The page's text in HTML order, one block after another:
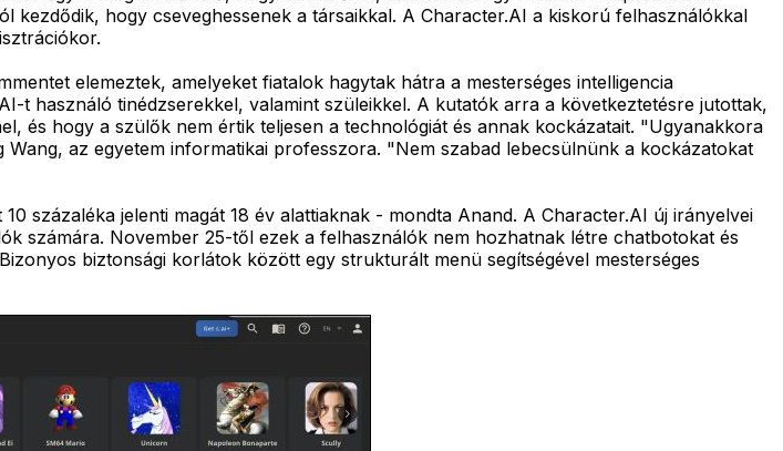
hogy cseveghessenek a társaikkal. A Character.AI a kiskorú felhasználókkal
elemeztek, amelyeket fiatalok hagytak hátra a mesterséges intelligencia
t használó tinédzserekkel, valamint szüleikkel. A kutatók arra a következtetésre jutottak,
és hogy a szülők nem értik teljesen a technológiát és annak kockázatait. "Ugyanakkora
az egyetem informatikai professzora. "Nem szabad lebecsülnünk a kockázatokat
százaléka jelenti magát 18 év alattiaknak - mondta Anand. A Character.AI új irányelvei
számára. November 25-től ezek a felhasználók nem hozhatnak létre chatbotokat és
biztonsági korlátok között egy strukturált menü segítségével mesterséges